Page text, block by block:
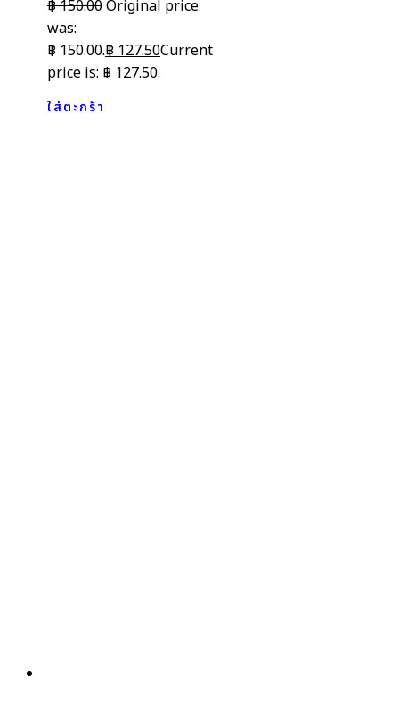
฿150.00Original price
was:
฿ 150.00.฿ 127.50Current
price is: ฿ 127.50.
ใส่ตะกร้า